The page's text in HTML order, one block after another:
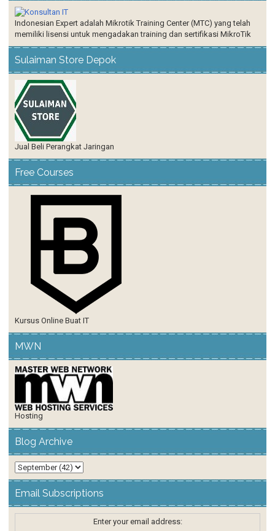
Indonesian Expert adalah Mikrotik Training Center (MTC) yang telah
memiliki lisensi untuk mengadakan training dan sertifikasi MikroTik
Sulaiman Store Depok
Jual Beli Perangkat Jaringan
Free Courses
Kursus Online Buat IT
MWN
Hosting
Blog Archive
Email Subscriptions
Enter your email address: